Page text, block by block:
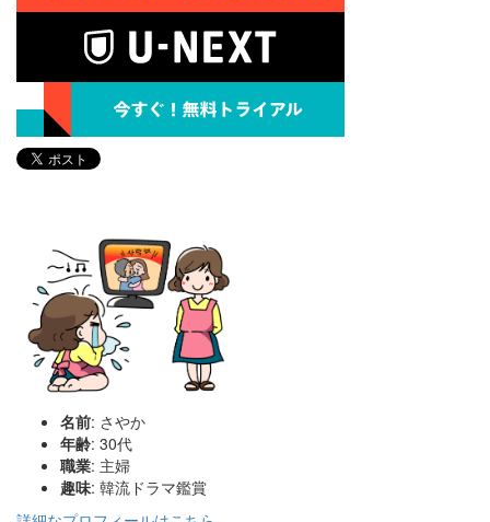
名前: さやか
年齢: 30代
職業: 主婦
趣味: 韓流ドラマ鑑賞